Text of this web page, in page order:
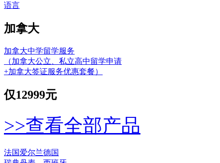
语言
加拿大
加拿大中学留学服务
（加拿大公立、私立高中留学申请
+加拿大签证服务优惠套餐）
仅12999元
>>查看全部产品
法国爱尔兰德国